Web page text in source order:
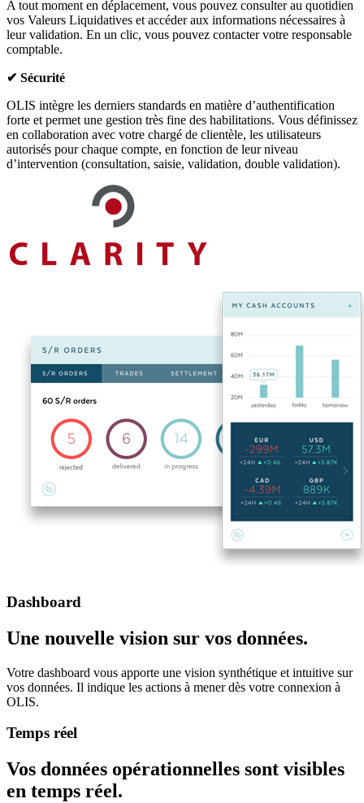
A tout moment en déplacement, vous pouvez consulter au quotidien
vos Valeurs Liquidatives et accéder aux informations nécessaires à
leur validation. En un clic, vous pouvez contacter votre responsable
comptable.
✔ Sécurité
OLIS intègre les derniers standards en matière d’authentification
forte et permet une gestion très fine des habilitations. Vous définissez
en collaboration avec votre chargé de clientèle, les utilisateurs
autorisés pour chaque compte, en fonction de leur niveau
d’intervention (consultation, saisie, validation, double validation).
Dashboard
Une nouvelle vision sur vos données.
Votre dashboard vous apporte une vision synthétique et intuitive sur
vos données. Il indique les actions à mener dès votre connexion à
OLIS.
Temps réel
Vos données opérationnelles sont visibles
en temps réel.